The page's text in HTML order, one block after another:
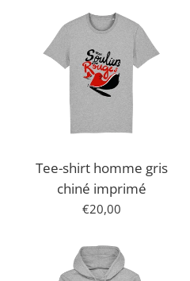
Tee-shirt homme gris
chiné imprimé
Prix
€20,00